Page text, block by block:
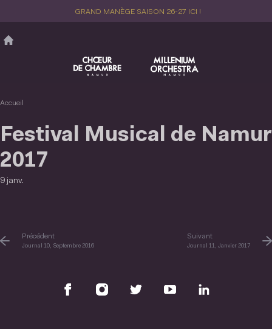
principal
GRAND MANÈGE SAISON 26-27 ICI !
Accueil
Festival Musical de Namur
2017
9 janv.
Précédent
Journal 10, Septembre 2016
Suivant
Journal 11, Janvier 2017